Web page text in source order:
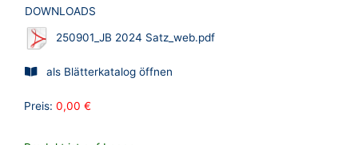
DOWNLOADS
250901_JB 2024 Satz_web.pdf
als Blätterkatalog öffnen
Preis: 0,00 €